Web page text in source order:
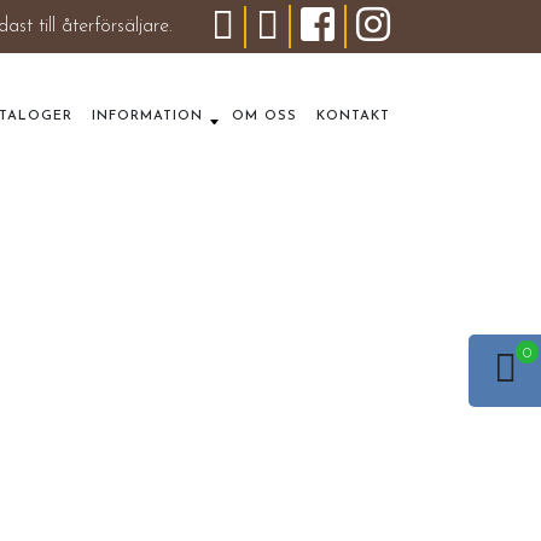
till återförsäljare.
INFORMATION OM OSS KONTAKT